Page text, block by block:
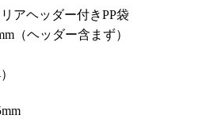
アヘッダー付きPP袋
（ヘッダー含まず）